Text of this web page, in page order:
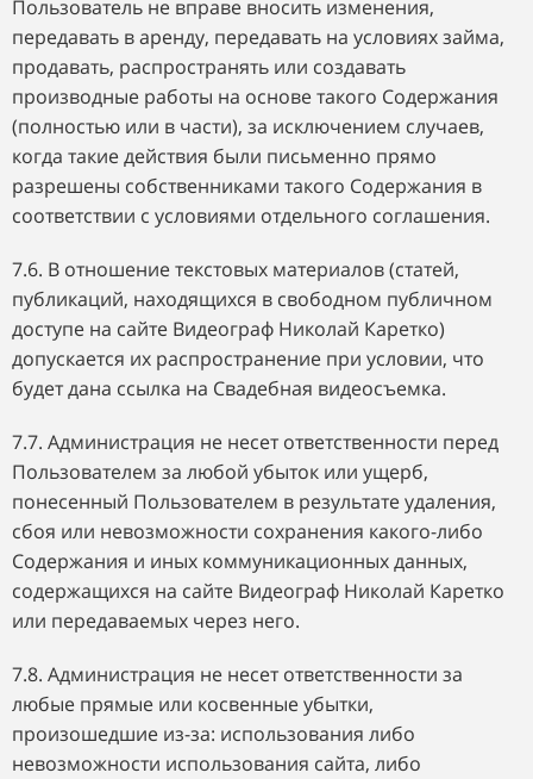
Пользователь не вправе вносить изменения,
передавать в аренду, передавать на условиях займа,
продавать, распространять или создавать
производные работы на основе такого Содержания
(полностью или в части), за исключением случаев,
когда такие действия были письменно прямо
разрешены собственниками такого Содержания в
соответствии с условиями отдельного соглашения.
7.6. В отношение текстовых материалов (статей,
публикаций, находящихся в свободном публичном
доступе на сайте Видеограф Николай Каретко)
допускается их распространение при условии, что
будет дана ссылка на Свадебная видеосъемка.
7.7. Администрация не несет ответственности перед
Пользователем за любой убыток или ущерб,
понесенный Пользователем в результате удаления,
сбоя или невозможности сохранения какого-либо
Содержания и иных коммуникационных данных,
содержащихся на сайте Видеограф Николай Каретко
или передаваемых через него.
7.8. Администрация не несет ответственности за
любые прямые или косвенные убытки,
произошедшие из-за: использования либо
невозможности использования сайта, либо